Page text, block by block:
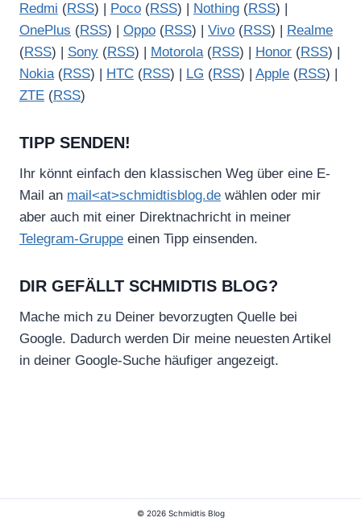
Redmi (RSS) | Poco (RSS) | Nothing (RSS) |
OnePlus (RSS) | Oppo (RSS) | Vivo (RSS) |
Realme
(RSS) | Sony (RSS) | Motorola(RSS) | Honor (RSS) |
Nokia(RSS) | HTC (RSS) | LG (RSS) | Apple (RSS) |
ZTE (RSS)
TIPP SENDEN!
Ihr könnt einfach den klassischen Weg über eine E-
Mail an mail<at>schmidtisblog.de wählen oder mir
aber auch mit einer Direktnachricht in meiner
Telegram-Gruppe einen Tipp einsenden.
DIR GEFÄLLT SCHMIDTIS BLOG?
Mache mich zu Deiner bevorzugten Quelle bei
Google. Dadurch werden Dir meine neuesten Artikel
in deiner Google-Suche häufiger angezeigt.
© 2026 Schmidtis Blog